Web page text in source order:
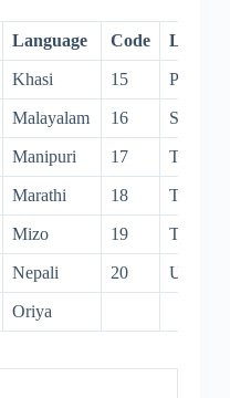
Language Code
Khasi 15 Punjabi
Malayalam 16 Sanskrit
Manipuri 17 Tamil
Marathi 18 Telugu
Mizo 19 Tibetan
Nepali 20 Urdu
Oriya